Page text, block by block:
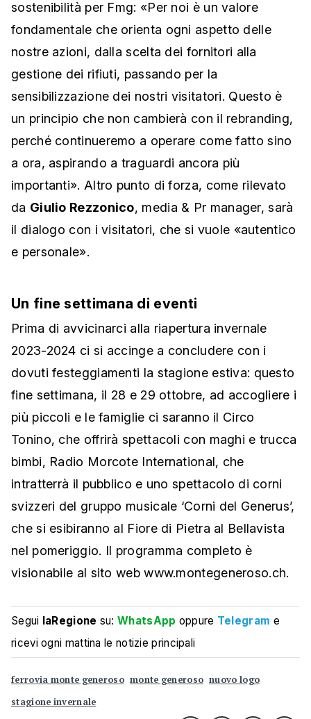
sostenibilità per Fmg: «Per noi è un valore
fondamentale che orienta ogni aspetto delle
nostre azioni, dalla scelta dei fornitori alla
gestione dei rifiuti, passando per la
sensibilizzazione dei nostri visitatori. Questo è
un principio che non cambierà con il rebranding,
perché continueremo a operare come fatto sino
a ora, aspirando a traguardi ancora più
importanti». Altro punto di forza, come rilevato
da Giulio Rezzonico, media & Pr manager, sarà
il dialogo con i visitatori, che si vuole «autentico
e personale».
Un fine settimana di eventi
Prima di avvicinarci alla riapertura invernale
2023-2024 ci si accinge a concludere con i
dovuti festeggiamenti la stagione estiva: questo
fine settimana, il 28 e 29 ottobre, ad accogliere i
più piccoli e le famiglie ci saranno il Circo
Tonino, che offrirà spettacoli con maghi e trucca
bimbi, Radio Morcote International, che
intratterrà il pubblico e uno spettacolo di corni
svizzeri del gruppo musicale ‘Corni del Generus’,
che si esibiranno al Fiore di Pietra al Bellavista
nel pomeriggio. Il programma completo è
visionabile al sito web www.montegeneroso.ch.
Segui laRegione su:WhatsApp oppure Telegram e
ricevi ogni mattina le notizie principali
ferrovia monte generoso monte generoso nuovo logo
stagione invernale